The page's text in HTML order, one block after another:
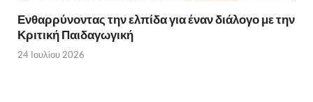
Ενθαρρύνοντας την ελπίδα για έναν διάλογο με την
Κριτική Παιδαγωγική
24 Ιουλίου 2026